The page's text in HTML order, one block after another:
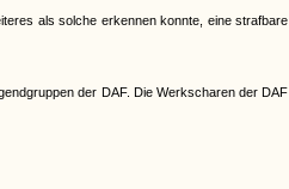
als solche erkennen konnte, eine strafbare
der DAF. Die Werkscharen der DAF